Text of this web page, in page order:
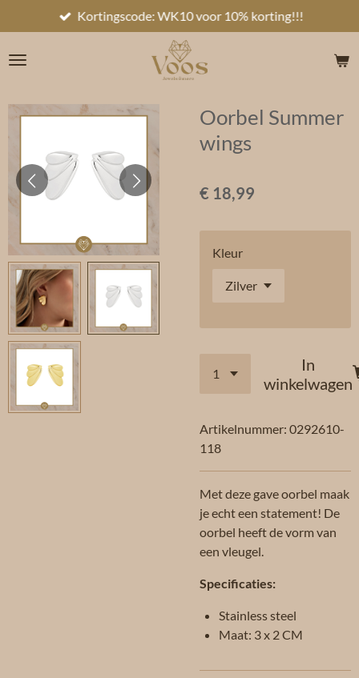
direct
naar
Kortingscode: WK10 voor 10% korting!!!
Oorbel Summer
wings
€ 18,99
Kleur
In
winkelwagen
Artikelnummer: 0292610-
118
Met deze gave oorbel maak
je echt een statement! De
oorbel heeft de vorm van
een vleugel.
Specificaties:
Stainless steel
Maat: 3 x 2 CM